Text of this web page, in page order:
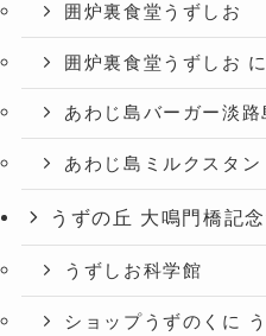
囲炉裏食堂うずしお
囲炉裏食堂うずしお
あわじ島バーガー淡
あわじ島ミルクスタン
うずの丘 大鳴門橋記
うずしお科学館
ショップうずのくに